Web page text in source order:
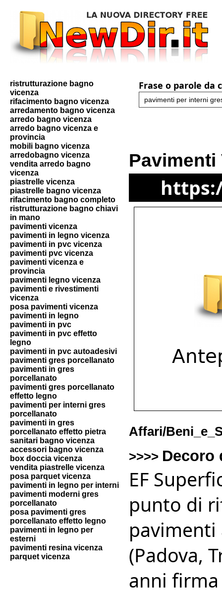
ristrutturazione bagno
vicenza
rifacimento bagno vicenza
arredamento bagno vicenza
arredo bagno vicenza
arredo bagno vicenza e
provincia
mobili bagno vicenza
arredobagno vicenza
vendita arredo bagno
vicenza
piastrelle vicenza
piastrelle bagno vicenza
rifacimento bagno completo
ristrutturazione bagno chiavi
in mano
pavimenti vicenza
pavimenti in legno vicenza
pavimenti in pvc vicenza
pavimenti pvc vicenza
pavimenti vicenza e
provincia
pavimenti legno vicenza
pavimenti e rivestimenti
vicenza
posa pavimenti vicenza
pavimenti in legno
pavimenti in pvc
pavimenti in pvc effetto
legno
pavimenti in pvc autoadesivi
pavimenti gres porcellanato
pavimenti in gres
porcellanato
pavimenti gres porcellanato
effetto legno
pavimenti per interni gres
porcellanato
pavimenti in gres
porcellanato effetto pietra
sanitari bagno vicenza
accessori bagno vicenza
box doccia vicenza
vendita piastrelle vicenza
posa parquet vicenza
pavimenti in legno per interni
pavimenti moderni gres
porcellanato
posa pavimenti gres
porcellanato effetto legno
pavimenti in legno per
esterni
pavimenti resina vicenza
parquet vicenza
Frase o parole da
Pavimenti
Affari/
>>>> Decoro
EF
punto di
pavimenti
(Padova,
anni